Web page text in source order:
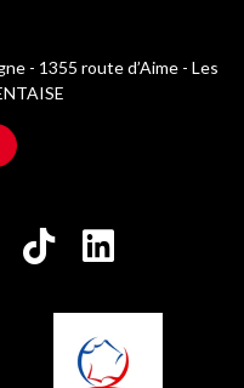
- 1355 route d’Aime - Les